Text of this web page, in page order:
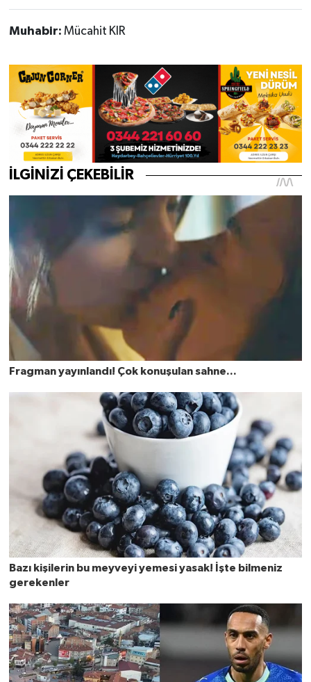
Muhabir: Mücahit KIR